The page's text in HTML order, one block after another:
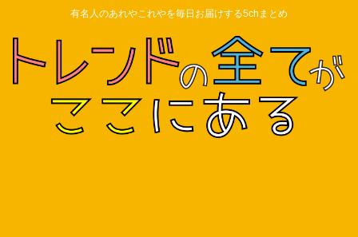
有名人のあれやこれやを毎日お届けする5chまとめ